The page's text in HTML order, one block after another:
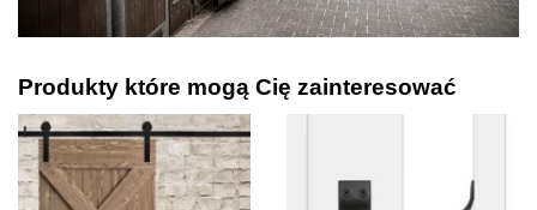
Produkty które mogą Cię zainteresować